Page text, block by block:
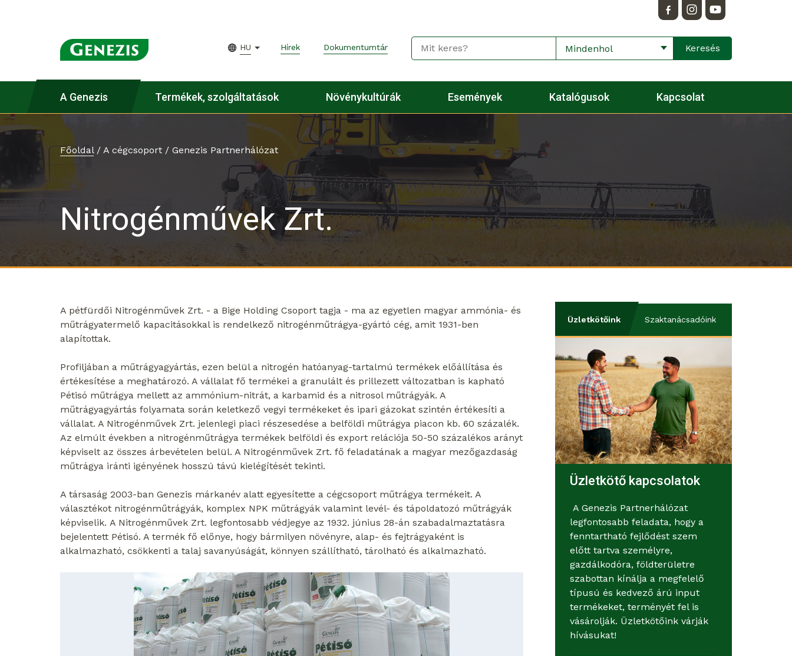
HU Hírek Dokumentumtár Mindenhol
A Genezis Termékek, szolgáltatások Növénykultúrák Események Katalógusok Kapcsolat
Főoldal/ A cégcsoport / Genezis Partnerhálózat
Nitrogénművek Zrt.
A pétfürdői Nitrogénművek Zrt. - a Bige Holding Csoport tagja - ma az egyetlen magyar ammónia- és
műtrágyatermelő kapacitásokkal is rendelkező nitrogénműtrágya-gyártó cég, amit 1931-ben
alapítottak.
Profiljában a műtrágyagyártás, ezen belül a nitrogén hatóanyag-tartalmú termékek előállítása és
értékesítése a meghatározó. A vállalat fő termékei a granulált és prillezett változatban is kapható
Pétisó műtrágya mellett az ammónium-nitrát, a karbamid és a nitrosol műtrágyák. A
műtrágyagyártás folyamata során keletkező vegyi termékeket és ipari gázokat szintén értékesíti a
vállalat. A Nitrogénművek Zrt. jelenlegi piaci részesedése a belföldi műtrágya piacon kb. 60 százalék.
Az elmúlt években a nitrogénműtrágya termékek belföldi és export relációja 50-50 százalékos arányt
képviselt az összes árbevételen belül. A Nitrogénművek Zrt. fő feladatának a magyar mezőgazdaság
műtrágya iránti igényének hosszú távú kielégítését tekinti.
A társaság 2003-ban Genezis márkanév alatt egyesítette a cégcsoport műtrágya termékeit. A
választékot nitrogénműtrágyák, komplex NPK műtrágyák valamint levél- és tápoldatozó műtrágyák
képviselik. A Nitrogénművek Zrt. legfontosabb védjegye az 1932. június 28-án szabadalmaztatásra
bejelentett Pétisó. A termék fő előnye, hogy bármilyen növényre, alap- és fejtrágyaként is
alkalmazható, csökkenti a talaj savanyúságát, könnyen szállítható, tárolható és alkalmazható.
Üzletkötőink Szaktanácsadóink
Üzletkötő kapcsolatok
A Genezis Partnerhálózat
legfontosabb feladata, hogy a
fenntartható fejlődést szem
előtt tartva személyre,
gazdálkodóra, földterületre
szabottan kínálja a megfelelő
típusú és kedvező árú input
termékeket, terményét fel is
vásárolják. Üzletkötőink várják
hívásukat!